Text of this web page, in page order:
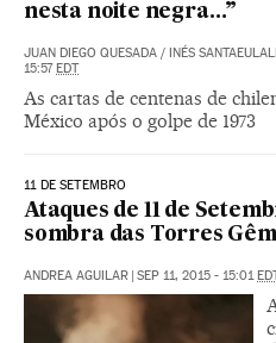
nesta noite negra…”
JUAN DIEGO QUESADA / INÉS
15:57EDT
As cartas de centenas de
México após o golpe de 1973
11 DE SETEMBRO
Ataques de 11 de
sombra das Torres
ANDREA AGUILAR | SEP 11, 2015 - 15:01